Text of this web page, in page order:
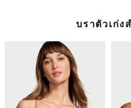
บราตัวเก่ง